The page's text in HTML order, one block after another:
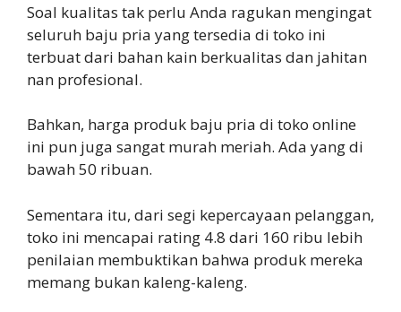
Soal kualitas tak perlu Anda ragukan mengingat
seluruh baju pria yang tersedia di toko ini
terbuat dari bahan kain berkualitas dan jahitan
nan profesional.
Bahkan, harga produk baju pria di toko online
ini pun juga sangat murah meriah. Ada yang di
bawah 50 ribuan.
Sementara itu, dari segi kepercayaan pelanggan,
toko ini mencapai rating 4.8 dari 160 ribu lebih
penilaian membuktikan bahwa produk mereka
memang bukan kaleng-kaleng.